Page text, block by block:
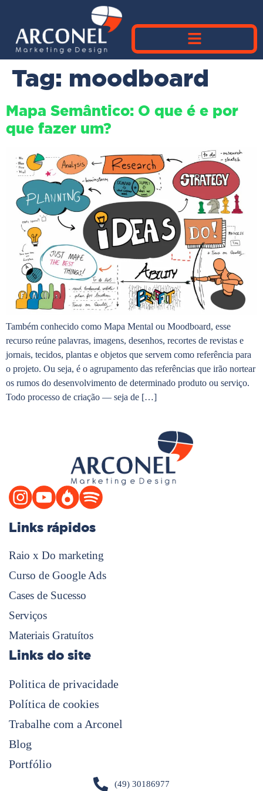
Tag: moodboard
Mapa Semântico: O que é e por
que fazer um?
Também conhecido como Mapa Mental ou Moodboard, esse
recurso reúne palavras, imagens, desenhos, recortes de revistas e
jornais, tecidos, plantas e objetos que servem como referência para
o projeto. Ou seja, é o agrupamento das referências que irão nortear
os rumos do desenvolvimento de determinado produto ou serviço.
Todo processo de criação — seja de […]
Links rápidos
Raio x Do marketing
Curso de Google Ads
Cases de Sucesso
Serviços
Materiais Gratuítos
Links do site
Politica de privacidade
Política de cookies
Trabalhe com a Arconel
Blog
Portfólio
(49) 30186977